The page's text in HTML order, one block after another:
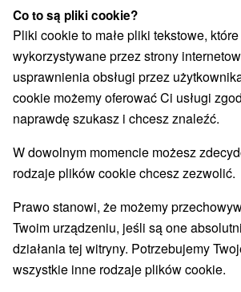
Areny laserowe i paintball
Wieże obserwacyjne i chodniki(5)
Zamki, pałace, ruiny(3)
Loty widokowe i rejsy wycieczkowe(1)
Jazda konna(3) Skanseny (6) Chaty
Ośrodki i miasteczka dziecięce(8)
Parki miejskie i zamkowe(2) Źródła(6)
Pola golfowe(3) Amfiteatry i kina w
Túry a turistické chodníky
Jaskinie Tory bobslejowe (2)
Atrakcje z adrenaliną(21) Atrakcje
Muzea i galerie (15)
Ogrody zoologiczne i fermy zwierząt
Co to są pliki cookie?
Pliki cookie to małe pliki tekstowe,
wykorzystywane przez strony
usprawnienia obsługi przez
cookie możemy oferować Ci usługi
naprawdę szukasz i chcesz znaleźć.
W dowolnym momencie możesz
rodzaje plików cookie chcesz zezwolić.
Prawo stanowi, że możemy
Twoim urządzeniu, jeśli są one
działania tej witryny. Potrzebujemy
wszystkie inne rodzaje plików cookie.